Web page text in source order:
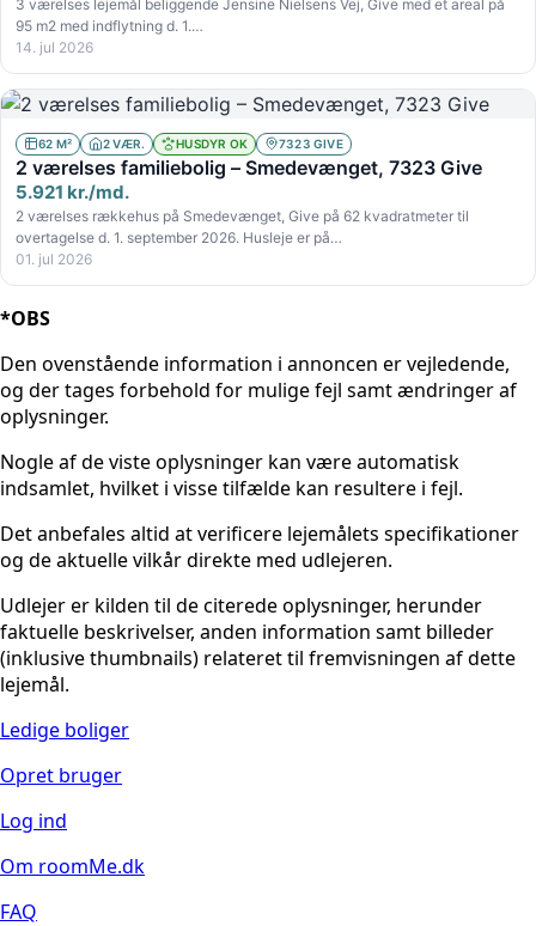
3 værelses lejemål beliggende Jensine Nielsens Vej, Give med et areal på
95 m2 med indflytning d. 1.…
14. jul 2026
62 M² 2 VÆR. HUSDYR OK 7323 GIVE
2 værelses familiebolig – Smedevænget, 7323 Give
5.921 kr./md.
2 værelses rækkehus på Smedevænget, Give på 62 kvadratmeter til
overtagelse d. 1. september 2026. Husleje er på…
01. jul 2026
*OBS
Den ovenstående information i annoncen er vejledende,
og der tages forbehold for mulige fejl samt ændringer af
oplysninger.
Nogle af de viste oplysninger kan være automatisk
indsamlet, hvilket i visse tilfælde kan resultere i fejl.
Det anbefales altid at verificere lejemålets specifikationer
og de aktuelle vilkår direkte med udlejeren.
Udlejer er kilden til de citerede oplysninger, herunder
faktuelle beskrivelser, anden information samt billeder
(inklusive thumbnails) relateret til fremvisningen af dette
lejemål.
Ledige boliger
Opret bruger
Log ind
Om roomMe.dk
FAQ